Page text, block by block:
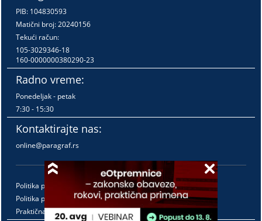
PIB: 104830593
Matični broj: 20240156
Tekući račun:
105-3029346-18
160-0000000380290-23
Radno vreme:
Ponedeljak - petak
7:30 - 15:30
Kontaktirajte nas:
online@paragraf.rs
Politika privatnosti
Politika pružanja usluga
Praktična pravila pružanja usluga